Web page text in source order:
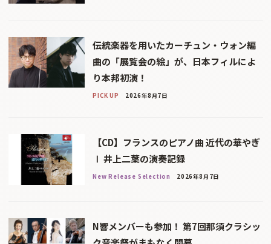
伝統楽器を用いたカーチュン・ウォン編
曲の「展覧会の絵」が、日本フィルによ
り本邦初演！
PICK UP 2026年8月7日
【CD】フランスのピアノ曲 近代の華やぎ
Ⅰ 井上二葉の演奏記録
New Release Selection 2026年8月7日
N響メンバーも参加！ 第7回那須クラシッ